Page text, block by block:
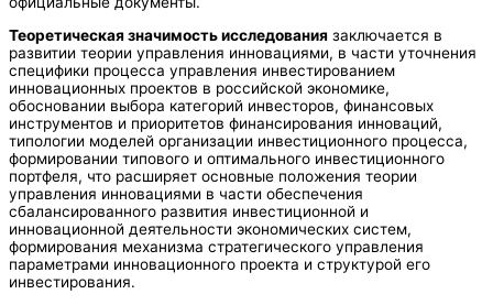
Теоретическая значимость исследования заключается в
развитии теории управления инновациями, в части уточнения
специфики процесса управления инвестированием
инновационных проектов в российской экономике,
обосновании выбора категорий инвесторов, финансовых
инструментов и приоритетов финансирования инноваций,
типологии моделей организации инвестиционного процесса,
формировании типового и оптимального инвестиционного
портфеля, что расширяет основные положения теории
управления инновациями в части обеспечения
сбалансированного развития инвестиционной и
инновационной деятельности экономических систем,
формирования механизма стратегического управления
параметрами инновационного проекта и структурой его
инвестирования.